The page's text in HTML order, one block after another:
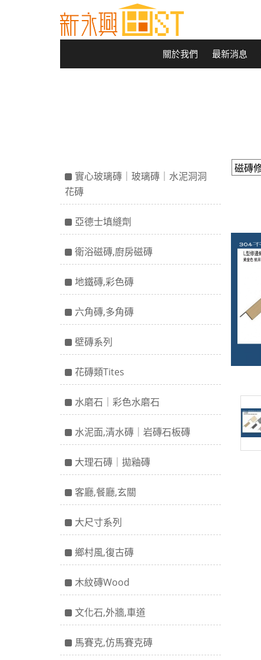
關於我們 最新消息
實心玻璃磚｜玻璃磚｜水泥洞洞
花磚
亞德士填縫劑
衛浴磁磚,廚房磁磚
地鐵磚,彩色磚
六角磚,多角磚
壁磚系列
花磚類Tites
水磨石｜彩色水磨石
水泥面,清水磚｜岩磚石板磚
大理石磚｜拋釉磚
客廳,餐廳,玄關
大尺寸系列
鄉村風,復古磚
木紋磚Wood
文化石,外牆,車道
馬賽克,仿馬賽克磚